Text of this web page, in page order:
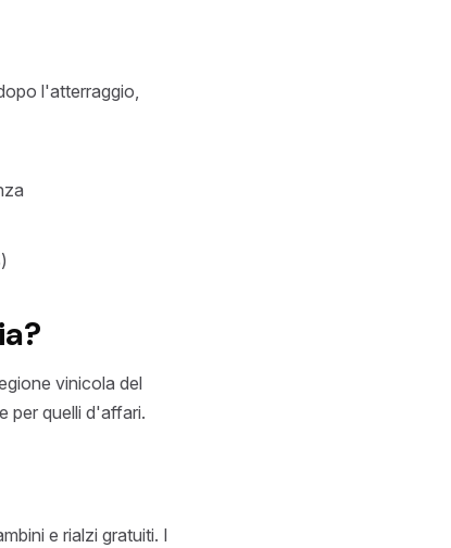
l'atterraggio,
vinicola del
per quelli d'affari.
e rialzi gratuiti. I